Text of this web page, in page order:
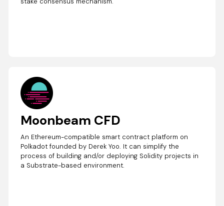
Moonbeam CFD
An Ethereum-compatible smart contract platform on
Polkadot founded by Derek Yoo. It can simplify the
process of building and/or deploying Solidity projects in
a Substrate-based environment.